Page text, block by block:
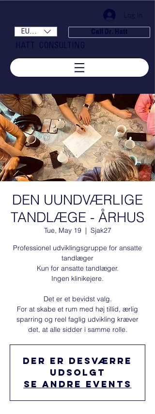
EUR (€)
Log In
Call Dr. Hatt
HATT CONSULTING
DEN UUNDVÆRLIGE
TANDLÆGE - ÅRHUS
Tue, May 19
  |
Sjak27
Professionel udviklingsgruppe for ansatte
tandlæger
Kun for ansatte tandlæger.
Ingen klinikejere.
Det er et bevidst valg.
For at skabe et rum med høj tillid, ærlig
sparring og reel faglig udvikling kræver
det, at alle sidder i samme rolle.
Der er desværre
udsolgt
Se andre events